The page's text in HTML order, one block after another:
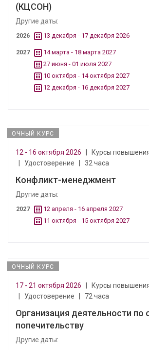
(КЦСОН)
Другие даты:
2026 13 декабря - 17 декабря 2026
2027
14 марта - 18 марта 2027
27 июня - 01 июля 2027
10 октября - 14 октября 2027
12 декабря - 16 декабря 2027
ОЧНЫЙ КУРС
12 - 16 октября 2026
Курсы
Удостоверение 32 часа
Конфликт-менеджмент
Другие даты:
2027
12 апреля - 16 апреля 2027
11 октября - 15 октября 2027
ОЧНЫЙ КУРС
17 - 21 октября 2026
Курсы
Удостоверение 72 часа
Организация деятельности по
попечительству
Другие даты: